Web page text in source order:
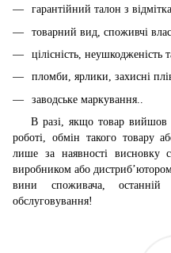
гарантійний талон з
товарний вид, споживчі
цілісність, неушкодженість
пломби, ярлики, захисні
заводське маркування..
В разі, якщо товар вийшов з
роботі, обмін такого товару
лише за наявності висновку
виробником або
вини споживача, останній
обслуговування!